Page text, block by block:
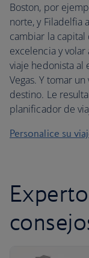
Boston, por
norte, y Filadelfia
cambiar la
excelencia y volar
viaje hedonista al
Vegas. Y tomar
destino. Le
planificador de
Personalice su